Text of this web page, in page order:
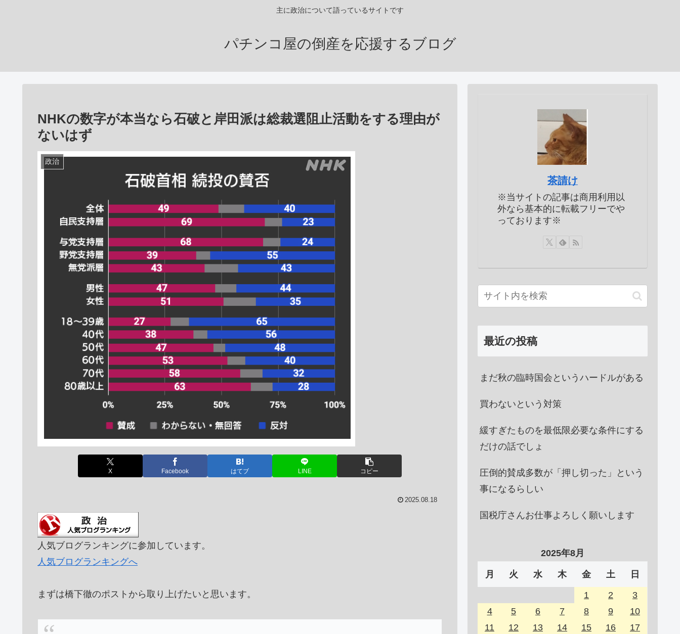
主に政治について語っているサイトです
パチンコ屋の倒産を応援するブログ
NHKの数字が本当なら石破と岸田派は総裁選阻止活動をする理由が
ないはず
政治
X Facebook はてブ LINE コピー
2025.08.18
人気ブログランキングに参加しています。
人気ブログランキングへ
まずは橋下徹のポストから取り上げたいと思います。
茶請け
※当サイトの記事は商用利用以
外なら基本的に転載フリーでや
っております※
最近の投稿
まだ秋の臨時国会というハードルがある
買わないという対策
緩すぎたものを最低限必要な条件にする
だけの話でしょ
圧倒的賛成多数が「押し切った」という
事になるらしい
国税庁さんお仕事よろしく願いします
2025年8月
月 火 水 木 金 土 日
1 2
3
4
5 6 7 8 9
10
11
12 13 14 15 16
17